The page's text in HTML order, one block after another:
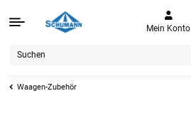
Mein Konto
Waagen-Zubehör